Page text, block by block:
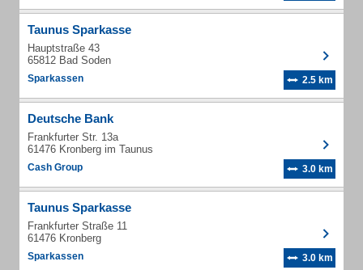
Taunus Sparkasse
Hauptstraße 43
65812 Bad Soden
Sparkassen 2.5 km
Deutsche Bank
Frankfurter Str. 13a
61476 Kronberg im Taunus
Cash Group 3.0 km
Taunus Sparkasse
Frankfurter Straße 11
61476 Kronberg
Sparkassen 3.0 km